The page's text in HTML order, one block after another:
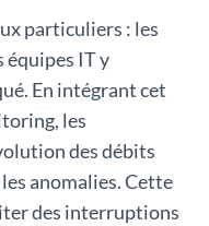
particuliers : les
équipes IT y
En intégrant cet
les
des débits
anomalies. Cette
des interruptions